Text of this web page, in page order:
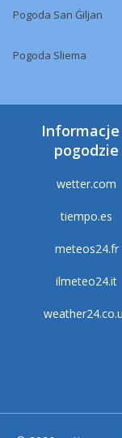
Pogoda San Ġiljan
Pogoda Sliema
Informacje
pogodzie
wetter.com
tiempo.es
meteos24.fr
ilmeteo24.it